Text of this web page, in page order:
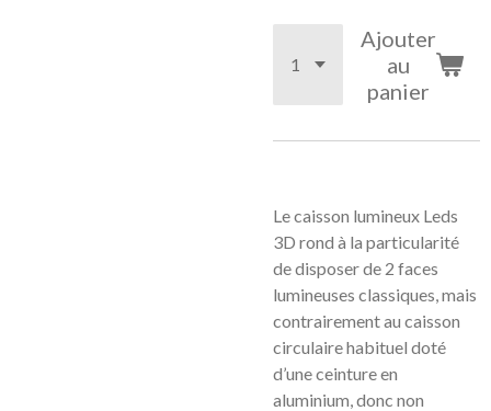
Ajouter
au
panier
Le caisson lumineux Leds
3D rond à la particularité
de disposer de 2 faces
lumineuses classiques, mais
contrairement au caisson
circulaire habituel doté
d’une ceinture en
aluminium, donc non